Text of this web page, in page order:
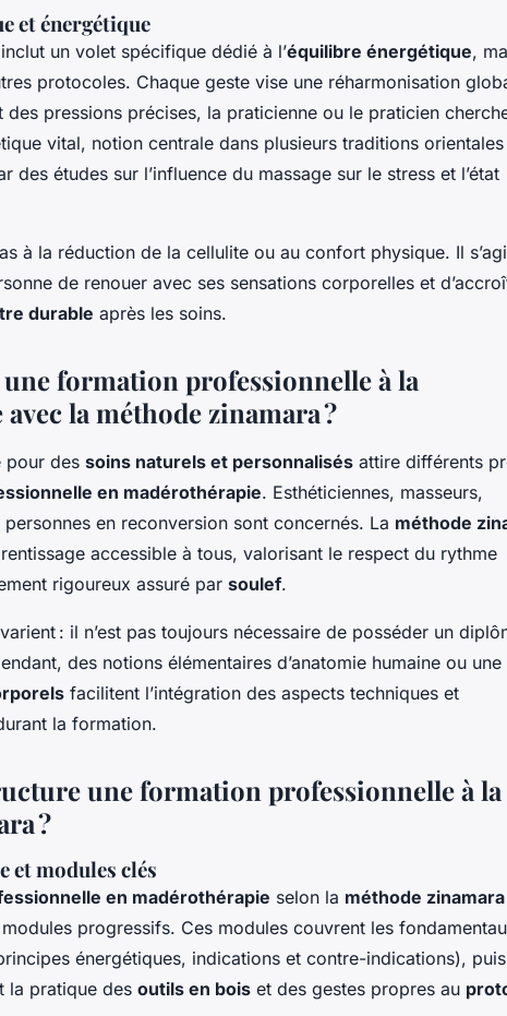
et énergétique
inclut un volet spécifique dédié à l’équilibre énergétique,
protocoles. Chaque geste vise une réharmonisation
pressions précises, la praticienne ou le praticien
vital, notion centrale dans plusieurs traditions
des études sur l’influence du massage sur le stress et l’état
à la réduction de la cellulite ou au confort physique. Il
de renouer avec ses sensations corporelles et
durable après les soins.
formation professionnelle à la
la méthode zinamara ?
pour des soins naturels et personnalisés attire différents
en madérothérapie. Esthéticiennes, masseurs,
en reconversion sont concernés. La méthode
accessible à tous, valorisant le respect du rythme
rigoureux assuré par soulef.
: il n’est pas toujours nécessaire de posséder un
des notions élémentaires d’anatomie humaine ou une
facilitent l’intégration des aspects techniques et
la formation.
une formation professionnelle à la
?
et modules clés
en madérothérapie selon la méthode zinamara
modules progressifs. Ces modules couvrent les
énergétiques, indications et contre-indications), puis
la pratique des outils en bois et des gestes propres au